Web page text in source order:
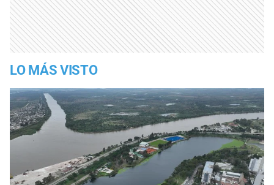
LO MÁS VISTO